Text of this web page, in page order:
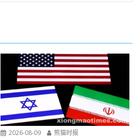
2026-08-09 熊猫时报